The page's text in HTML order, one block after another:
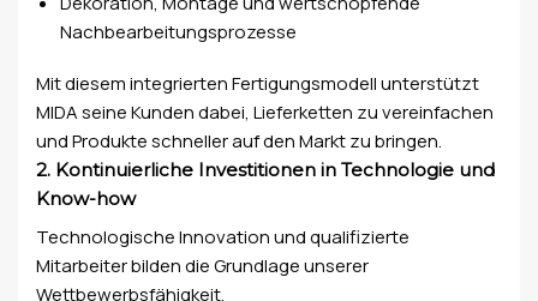
Nachbearbeitungsprozesse
Mit diesem integrierten Fertigungsmodell unterstützt
MIDA seine Kunden dabei, Lieferketten zu vereinfachen
und Produkte schneller auf den Markt zu bringen.
2. Kontinuierliche Investitionen in Technologie und
Know-how
Technologische Innovation und qualifizierte
Mitarbeiter bilden die Grundlage unserer
Wettbewerbsfähigkeit.